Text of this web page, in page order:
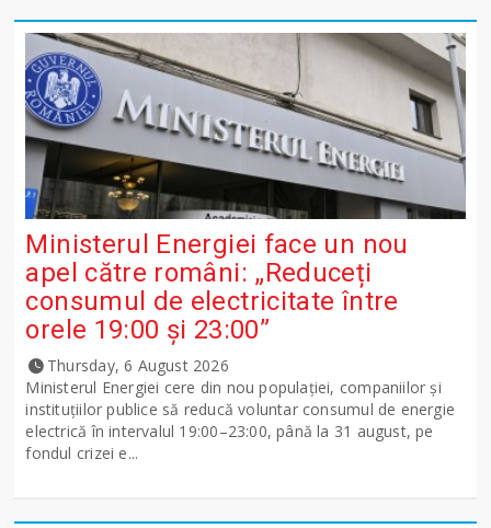
Ministerul Energiei face un nou
apel către români: „Reduceți
consumul de electricitate între
orele 19:00 și 23:00”
Thursday, 6 August 2026
Ministerul Energiei cere din nou populației, companiilor și
instituțiilor publice să reducă voluntar consumul de energie
electrică în intervalul 19:00–23:00, până la 31 august, pe
fondul crizei e...